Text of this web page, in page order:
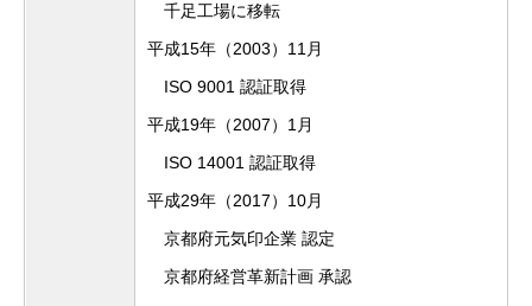
千足工場に移転
平成15年（2003）11月
ISO 9001 認証取得
平成19年（2007）1月
ISO 14001 認証取得
平成29年（2017）10月
京都府元気印企業 認定
京都府経営革新計画 承認